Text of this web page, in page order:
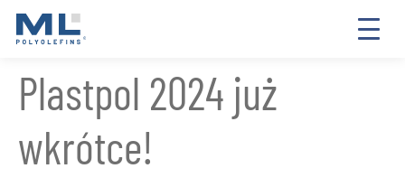
Plastpol 2024 już
wkrótce!